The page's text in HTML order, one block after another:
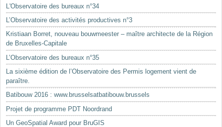
L'Observatoire des bureaux n°34
L’Observatoire des activités productives n°3
Kristiaan Borret, nouveau bouwmeester – maître architecte de la Région
de Bruxelles-Capitale
L’Observatoire des bureaux n°35
La sixième édition de l’Observatoire des Permis logement vient de
paraître.
Batibouw 2016 : www.brusselsatbatibouw.brussels
Projet de programme PDT Noordrand
Un GeoSpatial Award pour BruGIS